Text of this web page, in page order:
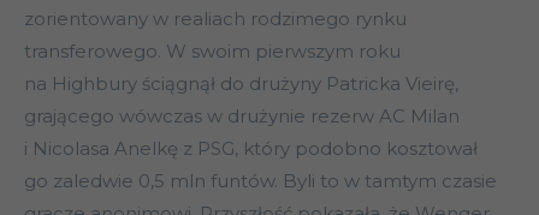
zorientowany w realiach rodzimego rynku
transferowego. W swoim pierwszym roku
na Highbury ściągnął do drużyny Patricka Vieirę,
grającego wówczas w drużynie rezerw AC Milan
i Nicolasa Anelkę z PSG, który podobno kosztował
go zaledwie 0,5 mln funtów. Byli to w tamtym czasie